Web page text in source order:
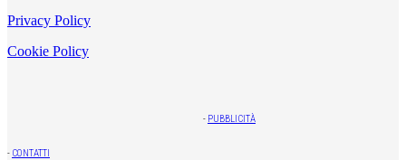
Privacy Policy
Cookie Policy
- PUBBLICITÀ
- CONTATTI